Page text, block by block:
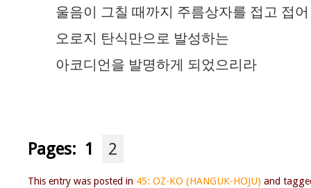
울음이 그칠 때까지 주름상자를 접고 접어
오로지 탄식만으로 발성하는
아코디언을 발명하게 되었으리라
Pages: 1 2
This entry was posted in 45: OZ-KO (HANGUK-HOJU) and